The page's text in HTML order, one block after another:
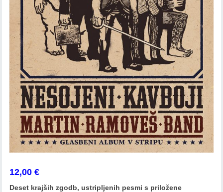
12,00€
Deset krajših zgodb, ustripljenih pesmi s priložene